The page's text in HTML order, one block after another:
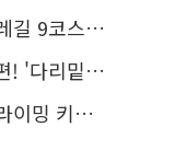
피서 떠나볼까
관' 무료 상영
린이 체력장